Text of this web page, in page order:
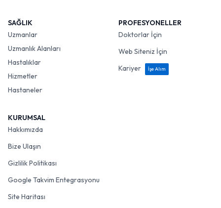
SAĞLIK
Uzmanlar
Uzmanlık Alanları
Hastalıklar
Hizmetler
Hastaneler
PROFESYONELLER
Doktorlar İçin
Web Siteniz İçin
Kariyer
İşe Alım
KURUMSAL
Hakkımızda
Bize Ulaşın
Gizlilik Politikası
Google Takvim Entegrasyonu
Site Haritası